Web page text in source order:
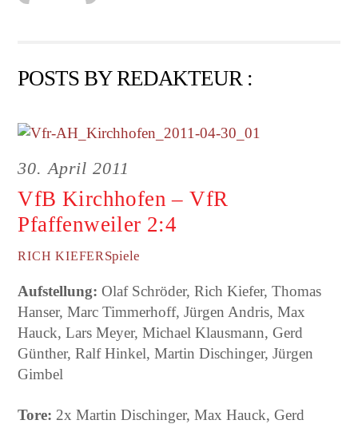
POSTS BY REDAKTEUR :
30. April 2011
VfB Kirchhofen – VfR
Pfaffenweiler 2:4
RICH KIEFERSpiele
Aufstellung:Olaf Schröder, Rich Kiefer, Thomas
Hanser, Marc Timmerhoff, Jürgen Andris, Max
Hauck, Lars Meyer, Michael Klausmann, Gerd
Günther, Ralf Hinkel, Martin Dischinger, Jürgen
Gimbel
Tore: 2x Martin Dischinger, Max Hauck, Gerd